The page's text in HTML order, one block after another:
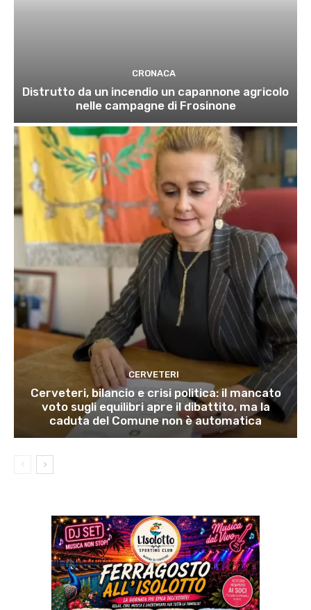
CRONACA
Distrutto da un incendio un capannone agricolo
nelle campagne di Frosinone
CERVETERI
Cerveteri, bilancio e crisi politica: il mancato
voto sugli equilibri apre il dibattito, ma la
caduta del Comune non è automatica